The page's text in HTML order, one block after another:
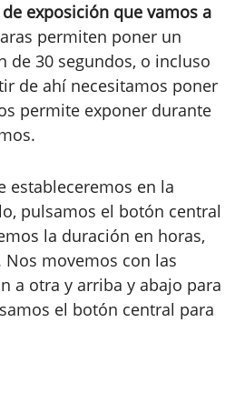
exposición que vamos a
permiten poner un
de 30 segundos, o incluso
de ahí necesitamos poner
permite exponer durante
estableceremos en la
pulsamos el botón central
la duración en horas,
movemos con las
a otra y arriba y abajo para
el botón central para